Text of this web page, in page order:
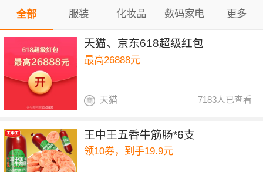
全部 服装 化妆品 数码家电 更多
天猫、京东618超级红包
最高26888元
7183人已查看
天猫
王中王五香牛筋肠*6支
领10券，到手19.9元